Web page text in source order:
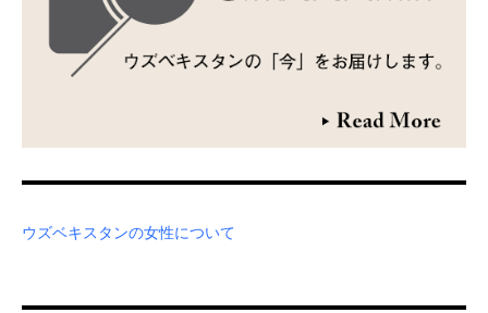
ウズベキスタンの女性について